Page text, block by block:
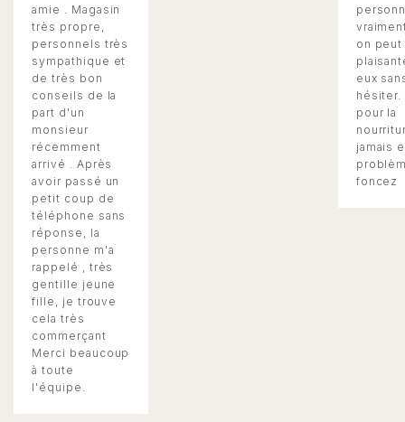
amie . Magasin
très propre,
personnels très
sympathique et
de très bon
conseils de la
part d'un
monsieur
récemment
arrivé . Après
avoir passé un
petit coup de
téléphone sans
réponse, la
personne m'a
rappelé , très
gentille jeune
fille, je trouve
cela très
commerçant
Merci beaucoup
à toute
l'équipe.
on peut
eux
hésiter.
pour la
jamais
foncez